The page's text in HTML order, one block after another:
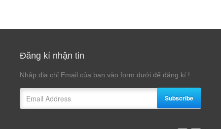
Đăng kí nhận tin
Nhập địa chỉ Email của bạn vào form dưới để đăng kí !
Subscribe